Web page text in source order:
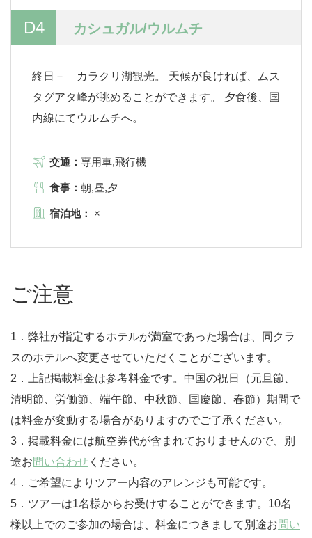
D4 カシュガル/ウルムチ
終日－ カラクリ湖観光。 天候が良ければ、ムス
タグアタ峰が眺めることができます。 夕食後、国
内線にてウルムチへ。
交通： 専用車,飛行機
食事： 朝,昼,夕
宿泊地： ×
ご注意
1．弊社が指定するホテルが満室であった場合は、同クラ
スのホテルへ変更させていただくことがございます。
2．上記掲載料金は参考料金です。中国の祝日（元旦節、
清明節、労働節、端午節、中秋節、国慶節、春節）期間で
は料金が変動する場合がありますのでご了承ください。
3．掲載料金には航空券代が含まれておりませんので、別
途お問い合わせ ください。
4．ご希望によりツアー内容のアレンジも可能です。
5．ツアーは1名様からお受けすることができます。10名
様以上でのご参加の場合は、料金につきまして別途お問い